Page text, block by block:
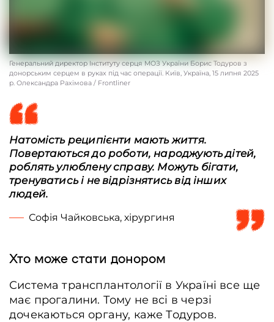
Генеральний директор Інституту серця МОЗ України Борис Тодуров з
донорським серцем в руках під час операції. Київ, Україна, 15 липня 2025
р. Олександра Рахімова / Frontliner
Натомість реципієнти мають життя.
Повертаються до роботи, народжують дітей,
роблять улюблену справу. Можуть бігати,
тренуватись і не відрізнятись від інших
людей.
Софія Чайковська, хірургиня
Хто може стати донором
Система трансплантології в Україні все ще
має прогалини. Тому не всі в черзі
дочекаються органу, каже Тодуров.